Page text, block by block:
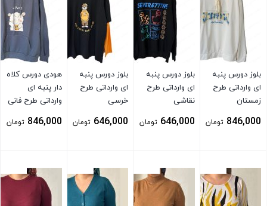
بلوز دورس پنبه
ای وارداتی طرح
زمستان
846,000 تومان
بلوز دورس پنبه
ای وارداتی طرح
نقاشی
646,000 تومان
بلوز دورس پنبه
ای وارداتی طرح
خرسی
646,000 تومان
هودی دورس کلاه
دار پنبه ای
وارداتی طرح فانی
846,000 تومان